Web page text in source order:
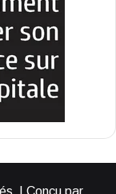
| Conçu par